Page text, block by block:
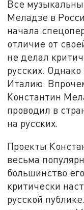
Все
Меладзе в
начала
отличие от
не делал
русских. Однако
Италию.
Константин
проводил в
на русских.
Проекты
весьма
большинство
критически
русской